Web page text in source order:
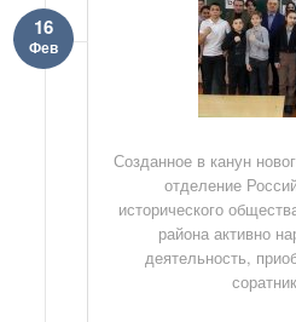
16
Фев
Созданное в канун
отделение
исторического
района активно
деятельность,